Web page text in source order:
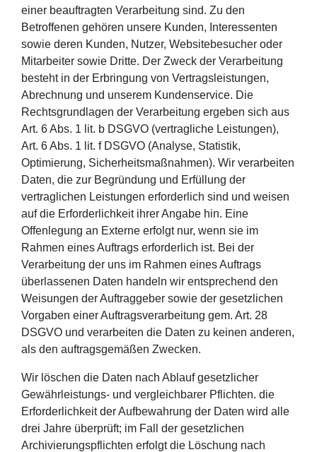
einer beauftragten Verarbeitung sind. Zu den
Betroffenen gehören unsere Kunden, Interessenten
sowie deren Kunden, Nutzer, Websitebesucher oder
Mitarbeiter sowie Dritte. Der Zweck der Verarbeitung
besteht in der Erbringung von Vertragsleistungen,
Abrechnung und unserem Kundenservice. Die
Rechtsgrundlagen der Verarbeitung ergeben sich aus
Art. 6 Abs. 1 lit. b DSGVO (vertragliche Leistungen),
Art. 6 Abs. 1 lit. f DSGVO (Analyse, Statistik,
Optimierung, Sicherheitsmaßnahmen). Wir verarbeiten
Daten, die zur Begründung und Erfüllung der
vertraglichen Leistungen erforderlich sind und weisen
auf die Erforderlichkeit ihrer Angabe hin. Eine
Offenlegung an Externe erfolgt nur, wenn sie im
Rahmen eines Auftrags erforderlich ist. Bei der
Verarbeitung der uns im Rahmen eines Auftrags
überlassenen Daten handeln wir entsprechend den
Weisungen der Auftraggeber sowie der gesetzlichen
Vorgaben einer Auftragsverarbeitung gem. Art. 28
DSGVO und verarbeiten die Daten zu keinen anderen,
als den auftragsgemäßen Zwecken.
Wir löschen die Daten nach Ablauf gesetzlicher
Gewährleistungs- und vergleichbarer Pflichten. die
Erforderlichkeit der Aufbewahrung der Daten wird alle
drei Jahre überprüft; im Fall der gesetzlichen
Archivierungspflichten erfolgt die Löschung nach